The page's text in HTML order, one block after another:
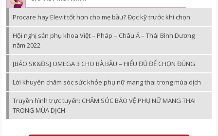
Procare hay Elevit tốt hơn cho mẹ bầu? Đọc kỹ trước khi chọn
Hội nghị sản phụ khoa Việt – Pháp – Châu Á – Thái Bình Dương
năm 2022
[BÁO SK&ĐS] OMEGA 3 CHO BÀ BẦU – HIỂU ĐỦ ĐỂ CHỌN ĐÚNG
Lời khuyên chăm sóc sức khỏe phụ nữ mang thai trong mùa dịch
Truyền hình trực tuyến: CHĂM SÓC BẢO VỆ PHỤ NỮ MANG THAI
TRONG MÙA DỊCH